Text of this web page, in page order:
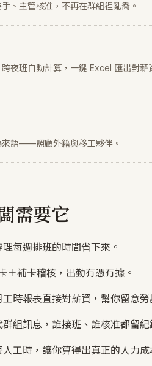
、主管核准，不再在群組裡亂喬。
夜班自動計算，一鍵 Excel 匯出對薪
來語——照顧外籍與移工夥伴。
需要它
每週排班的時間省下來。
＋補卡稽核，出勤有憑有據。
時報表直接對薪資，幫你留意勞
組訊息，誰接班、誰核准都留紀
工時，讓你算得出真正的人力成